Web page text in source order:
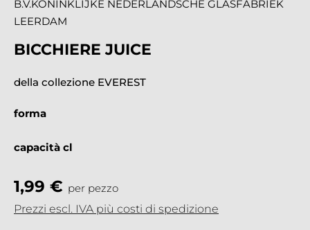
B.V.KONINKLIJKE NEDERLANDSCHE GLASFABRIEK
LEERDAM
BICCHIERE JUICE
della collezione EVEREST
1,99 € per pezzo
Prezzi escl. IVA più costi di spedizione
forma
capacità cl